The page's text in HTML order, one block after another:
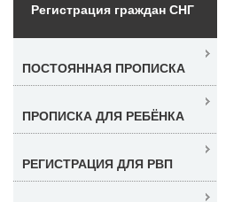
Регистрация граждан СНГ
ПОСТОЯННАЯ ПРОПИСКА
ПРОПИСКА ДЛЯ РЕБЁНКА
РЕГИСТРАЦИЯ ДЛЯ РВП